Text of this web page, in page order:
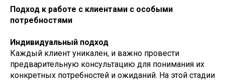
Подход к работе с клиентами с особыми
потребностями
Индивидуальный подход
Каждый клиент уникален, и важно провести
предварительную консультацию для понимания их
конкретных потребностей и ожиданий. На этой стадии